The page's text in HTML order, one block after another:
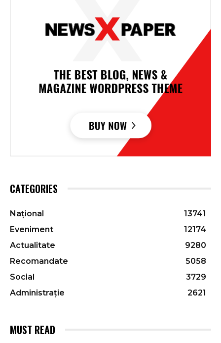
CATEGORIES
Național
13741
Eveniment
12174
Actualitate
9280
Recomandate
5058
Social
3729
Administrație
2621
MUST READ